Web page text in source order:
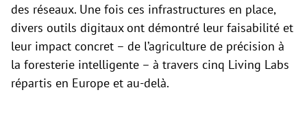
des réseaux. Une fois ces infrastructures en place,
divers outils digitaux ont démontré leur faisabilité et
leur impact concret – de l’agriculture de précision à
la foresterie intelligente – à travers cinq Living Labs
répartis en Europe et au-delà.